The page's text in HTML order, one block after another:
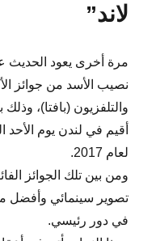
لاند”
مرة أخرى يعود الحديث عن
نصيب الأسد من جوائز
والتلفزيون (بافتا)،
أقيم في لندن يوم الأحد
لعام 2017.
ومن بين تلك الجوائز
تصوير سينمائي وأفضل
في دور رئيسي.